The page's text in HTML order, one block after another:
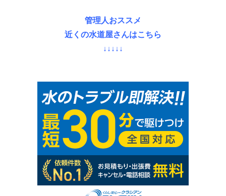
管理人おススメ
近くの水道屋さんはこちら
↓↓↓↓↓